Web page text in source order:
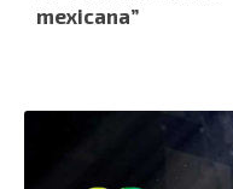
mexicana”